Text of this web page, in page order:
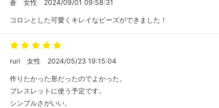
蒼 女性 2024/09/01 09:58:31
コロンとした可愛くキレイなビーズができました！
ruri 女性 2024/05/23 19:15:04
作りたかった形だったのでよかった。
ブレスレットに使う予定です。
シンプルさがいい。